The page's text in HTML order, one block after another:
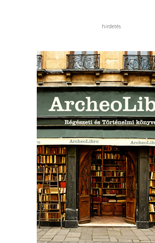
hirdetés